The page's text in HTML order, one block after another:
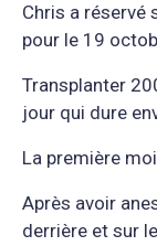
Chris a réservé
pour le 19
Transplanter
jour qui dure
La première
Après avoir
derrière et sur